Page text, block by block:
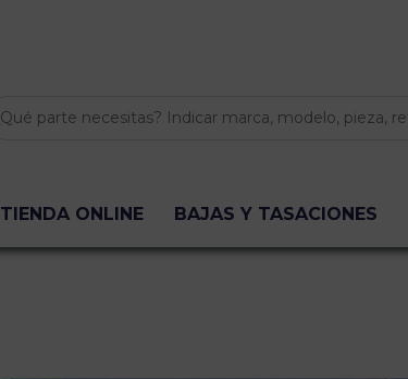
TIENDA ONLINE BAJAS Y TASACIONES